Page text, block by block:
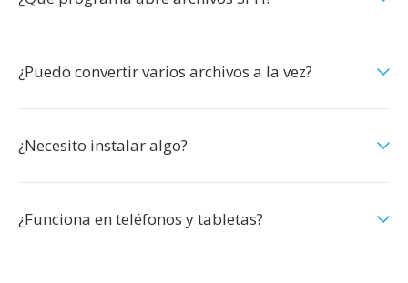
¿Puedo convertir varios archivos a la vez?
¿Necesito instalar algo?
¿Funciona en teléfonos y tabletas?